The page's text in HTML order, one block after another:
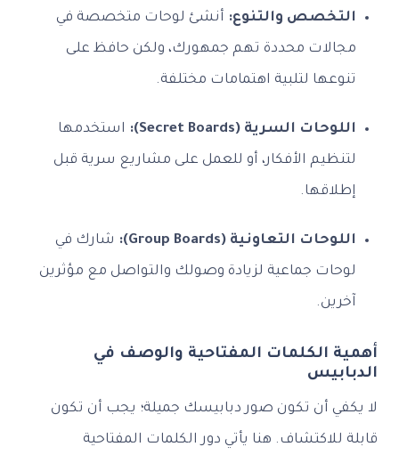
التخصص والتنوع: أنشئ لوحات متخصصة في
مجالات محددة تهم جمهورك، ولكن حافظ على
تنوعها لتلبية اهتمامات مختلفة.
اللوحات السرية (Secret Boards): استخدمها
لتنظيم الأفكار، أو للعمل على مشاريع سرية قبل
إطلاقها.
اللوحات التعاونية (Group Boards): شارك في
لوحات جماعية لزيادة وصولك والتواصل مع مؤثرين
آخرين.
أهمية الكلمات المفتاحية والوصف في
الدبابيس
لا يكفي أن تكون صور دبابيسك جميلة؛ يجب أن تكون
قابلة للاكتشاف. هنا يأتي دور الكلمات المفتاحية